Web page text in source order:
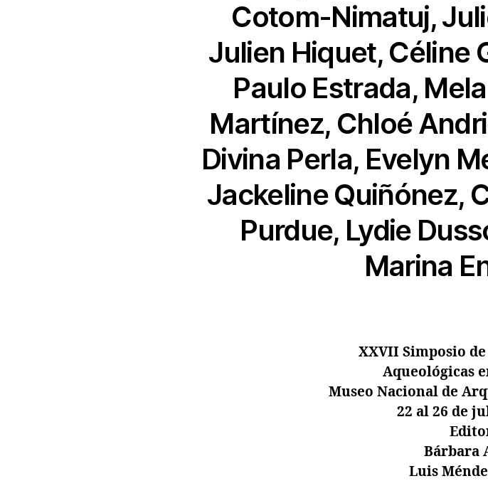
Cotom-Nimatuj,
Julien Hiquet, Céline
Paulo Estrada,
Martínez, Chloé
Divina Perla, Evelyn
Jackeline Quiñónez,
Purdue, Lydie
Marina
XXVII Simposio
Aqueológicas
Museo Nacional de
22 al 26 de
Bárbara
Luis